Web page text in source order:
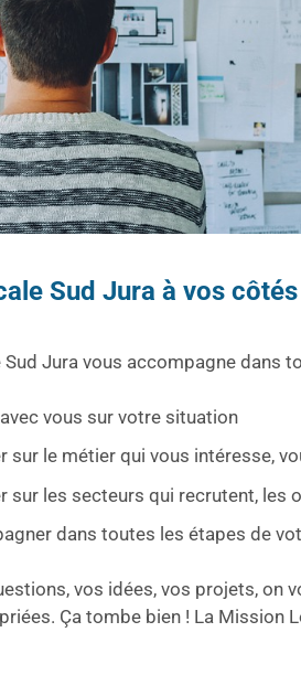
Sud Jura à vos côtés
Jura vous accompagne dans
vous sur votre situation
sur le métier qui vous intéresse,
sur les secteurs qui recrutent, les
dans toutes les étapes de
vos idées, vos projets, on
Ça tombe bien ! La Mission